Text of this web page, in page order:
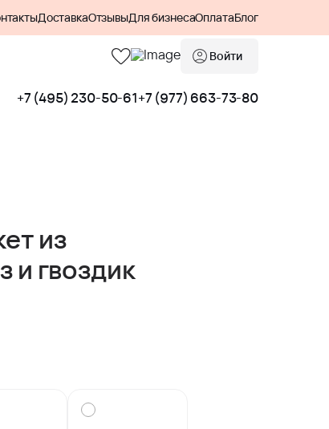
ДоставкаОтзывыДля бизнесаОплатаБлог
Войти
+7 (495) 230-50-61+7 (977) 663-73-80
из
и гвоздик